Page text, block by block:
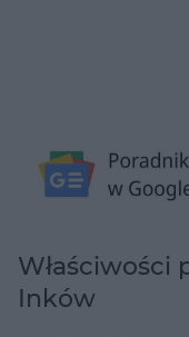
Właściwości
Inków